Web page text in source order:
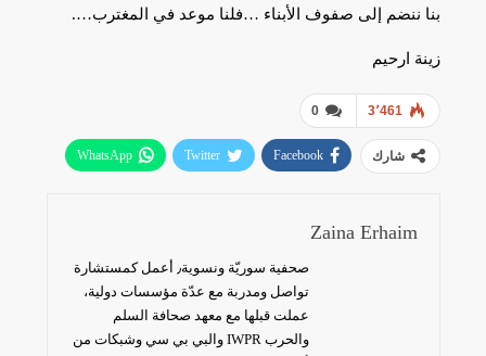
بنا ننضم إلى صفوف الأبناء …فلنا موعد في المغترب….
زينة ارحيم
0 3٬461
شارك Facebook
Twitter
WhatsApp
Zaina Erhaim
صحفية سوريّة ونسوية٫ أعمل كمستشارة
تواصل ومدربة مع عدّة مؤسسات دولية،
عملت قبلها مع معهد صحافة السلم
والحرب IWPR والبي بي سي وشبكات من